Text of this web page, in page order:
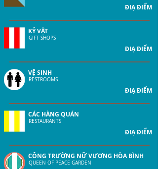
ĐIẠ ĐIỂM
KỶ VẬT
GIFT SHOPS
ĐIẠ ĐIỂM
VỆ SINH
RESTROOMS
ĐIẠ ĐIỂM
CÁC HÀNG QUÁN
RESTAURANTS
ĐIẠ ĐIỂM
CÔNG TRƯỜNG NỮ VƯƠNG HÒA BÌNH
QUEEN OF PEACE GARDEN